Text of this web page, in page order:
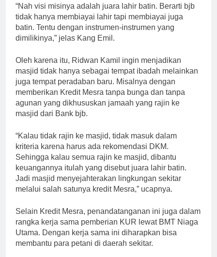
“Nah visi misinya adalah juara lahir batin. Berarti bjb
tidak hanya membiayai lahir tapi membiayai juga
batin. Tentu dengan instrumen-instrumen yang
dimilikinya,” jelas Kang Emil.
Oleh karena itu, Ridwan Kamil ingin menjadikan
masjid tidak hanya sebagai tempat ibadah melainkan
juga tempat peradaban baru. Misalnya dengan
memberikan Kredit Mesra tanpa bunga dan tanpa
agunan yang dikhususkan jamaah yang rajin ke
masjid dari Bank bjb.
“Kalau tidak rajin ke masjid, tidak masuk dalam
kriteria karena harus ada rekomendasi DKM.
Sehingga kalau semua rajin ke masjid, dibantu
keuangannya itulah yang disebut juara lahir batin.
Jadi masjid menyejahterakan lingkungan sekitar
melalui salah satunya kredit Mesra,” ucapnya.
Selain Kredit Mesra, penandatanganan ini juga dalam
rangka kerja sama pemberian KUR lewat BMT Niaga
Utama. Dengan kerja sama ini diharapkan bisa
membantu para petani di daerah sekitar.